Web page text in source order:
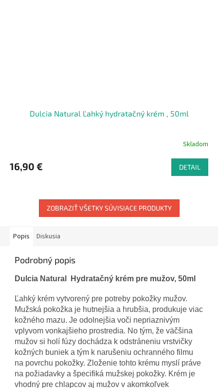
Dulcia Natural Ľahký hydratačný krém , 50ml
Skladom
16,90 € DETAIL
ZOBRAZIŤ VŠETKY SÚVISIACE PRODUKTY
Popis Diskusia
Podrobný popis
Dulcia Natural Hydratačný krém pre mužov, 50ml
Ľahký krém vytvorený pre potreby pokožky mužov.
Mužská pokožka je hutnejšia a hrubšia, produkuje viac
kožného mazu. Je odolnejšia voči nepriaznivým
vplyvom vonkajšieho prostredia. No tým, že väčšina
mužov si holí fúzy dochádza k odstráneniu vrstvičky
kožných buniek a tým k narušeniu ochranného filmu
na povrchu pokožky. Zloženie tohto krému myslí práve
na požiadavky a špecifiká mužskej pokožky. Krém je
vhodný pre chlapcov aj mužov v akomkoľvek